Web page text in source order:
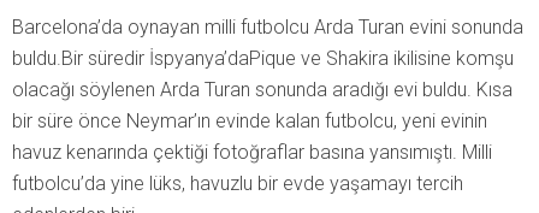
Barcelona’da oynayan milli futbolcu Arda Turan evini sonunda
buldu.Bir süredir İspyanya’daPique ve Shakira ikilisine komşu
olacağı söylenen Arda Turan sonunda aradığı evi buldu. Kısa
bir süre önce Neymar’ın evinde kalan futbolcu, yeni evinin
havuz kenarında çektiği fotoğraflar basına yansımıştı. Milli
futbolcu’da yine lüks, havuzlu bir evde yaşamayı tercih